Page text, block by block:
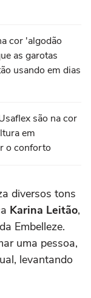
cor 'algodão
as garotas
usando em dias
são na cor
em
o conforto
diversos tons
Karina Leitão,
Embelleze.
uma pessoa,
levantando